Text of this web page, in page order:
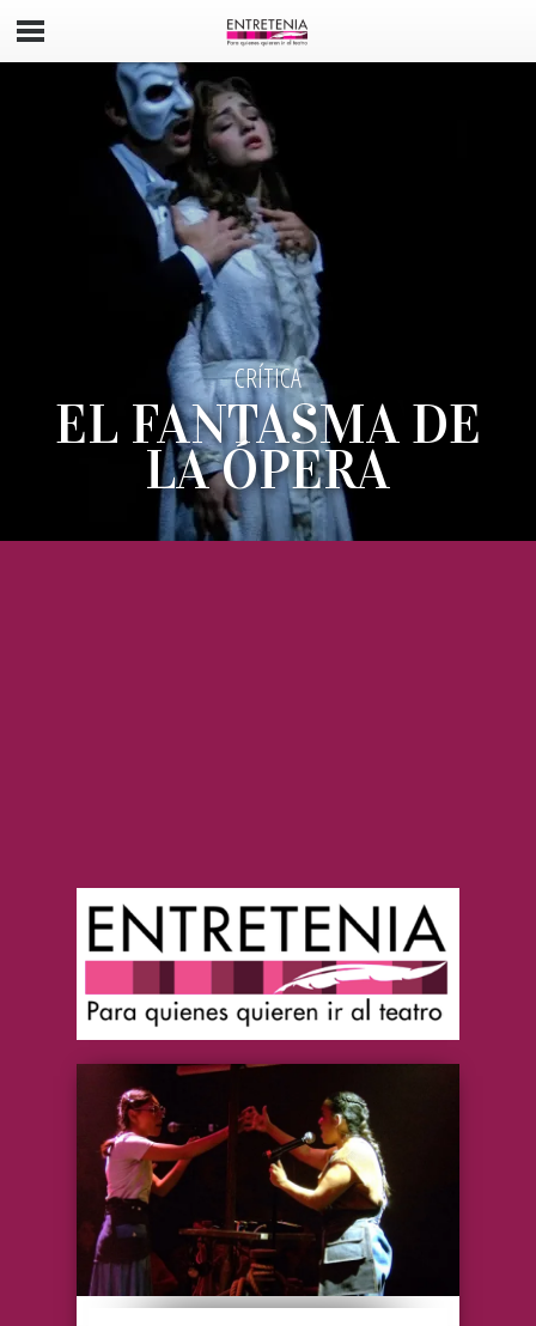
CENTRO CULTURAL TEATRO 1
MATILDA, EL
MUSICAL